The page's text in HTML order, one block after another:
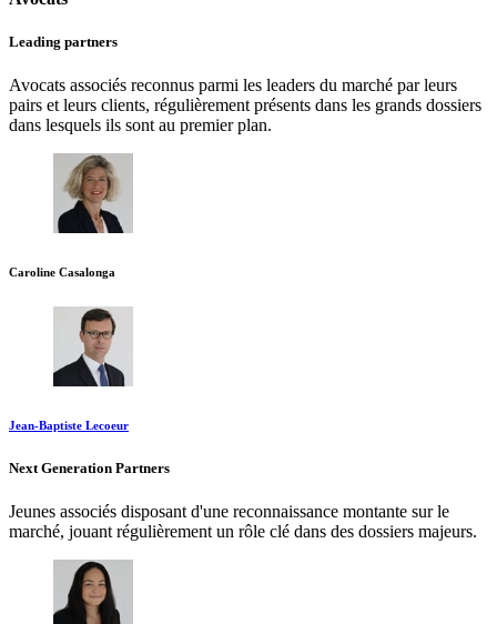
Leading partners
Avocats associés reconnus parmi les leaders du marché par leurs
pairs et leurs clients, régulièrement présents dans les grands dossiers
dans lesquels ils sont au premier plan.
Caroline Casalonga
Jean-Baptiste Lecoeur
Next Generation Partners
Jeunes associés disposant d'une reconnaissance montante sur le
marché, jouant régulièrement un rôle clé dans des dossiers majeurs.